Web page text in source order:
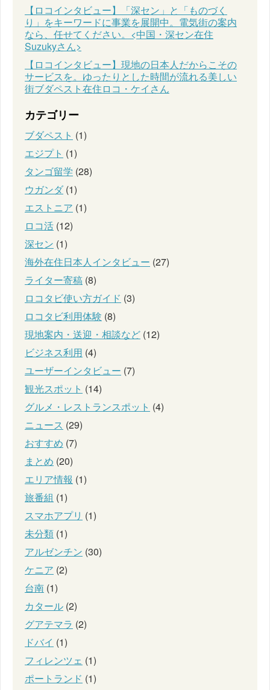
【ロコインタビュー】「深セン」と「ものづく
り」をキーワードに事業を展開中。電気街の案内
なら、任せてください。<中国・深セン在住
Suzukyさん>
【ロコインタビュー】現地の日本人だからこその
サービスを。ゆったりとした時間が流れる美しい
街ブダペスト在住ロコ・ケイさん
カテゴリー
ブダペスト (1)
エジプト (1)
タンゴ留学 (28)
ウガンダ(1)
エストニア (1)
ロコ活 (12)
深セン (1)
海外在住日本人インタビュー (27)
ライター寄稿 (8)
ロコタビ使い方ガイド (3)
ロコタビ利用体験 (8)
現地案内・送迎・相談など (12)
ビジネス利用 (4)
ユーザーインタビュー (7)
観光スポット (14)
グルメ・レストランスポット (4)
ニュース (29)
おすすめ (7)
まとめ (20)
エリア情報 (1)
旅番組 (1)
スマホアプリ (1)
未分類 (1)
アルゼンチン (30)
ケニア (2)
台南 (1)
カタール (2)
グアテマラ (2)
ドバイ (1)
フィレンツェ (1)
ポートランド (1)